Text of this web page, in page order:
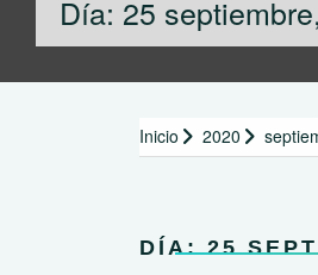
Día: 25
Inicio 2020
DÍA:25